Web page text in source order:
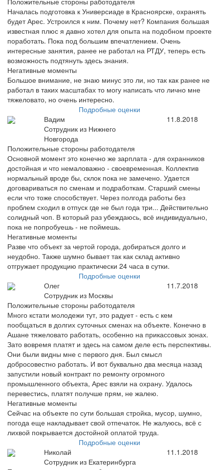
Началась подготовка к Универсиаде в Красноярске, охранять
будет Арес. Устроился к ним. Почему нет? Компания большая
известная плюс я давно хотел для опыта на подобном проекте
поработать. Пока под большим впечатлением. Очень
интересные занятия, ранее не работал на РТДУ, теперь есть
возможность подтянуть здесь знания.
Негативные моменты
Большое внимание, не знаю минус это ли, но так как ранее не
работал в таких масштабах то могу написать что лично мне
тяжеловато, но очень интересно.
Подробные оценки
Вадим
Сотрудник из Нижнего
Новгорода
11.8.2018
Положительные стороны работодателя
Основной момент это конечно же зарплата - для охранников
достойная и что немаловажно - своевременная. Коллектив
нормальный вроде бы, склок пока не замечено. Удается
договариваться по сменам и подработкам. Старший смены
если что тоже способствует. Через полгода работы без
проблем сходил в отпуск где не был года три... Действительно
солидный чоп. В который раз убеждаюсь, всё индивидуально,
пока не попробуешь - не поймешь.
Негативные моменты
Разве что объект за чертой города, добираться долго и
неудобно. Также шумно бывает так как склад активно
отгружает продукцию практически 24 часа в сутки.
Подробные оценки
Олег
Сотрудник из Москвы
11.7.2018
Положительные стороны работодателя
Много кстати молодежи тут, это радует - есть с кем
пообщаться в долгих суточных сменах на объекте. Конечно в
Ашане тяжеловато работать, особенно на прикассовых зонах.
Зато вовремя платят и здесь на самом деле есть перспективы.
Они были видны мне с первого дня. Был смысл
добросовестно работать. И вот буквально два месяца назад
запустили новый контракт по ремонту огромного
промышленного объекта, Арес взяли на охрану. Удалось
перевестись, платят получше прям, не жалею.
Негативные моменты
Сейчас на объекте по сути большая стройка, мусор, шумно,
погода еще накладывает свой отпечаток. Не жалуюсь, всё с
лихвой покрывается достойной оплатой труда.
Подробные оценки
Николай
Сотрудник из Екатеринбурга
11.1.2018